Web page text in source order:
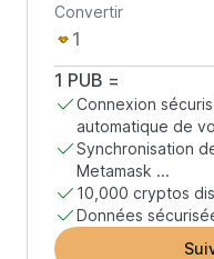
Convertir
1 PUB =
Connexion
automatique de
Synchronisation
Metamask ...
10,000 cryptos
Données